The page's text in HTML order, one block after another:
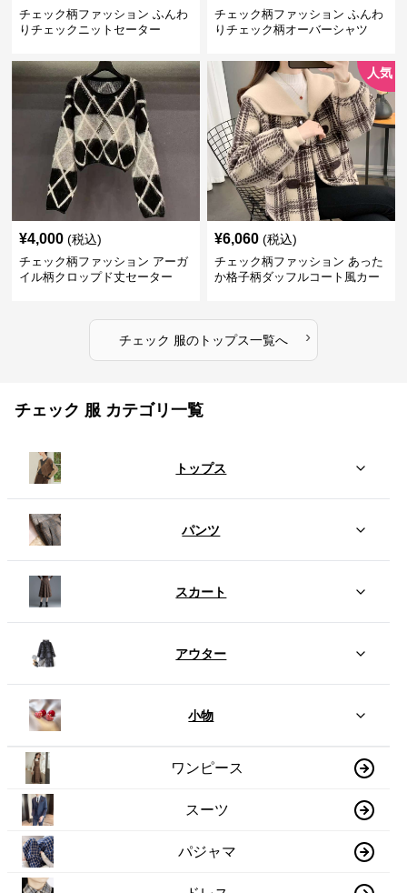
チェック柄ファッション ふんわ
りチェックニットセーター
チェック柄ファッション ふんわ
りチェック柄オーバーシャツ
¥4,000 (税込)
チェック柄ファッション アーガ
イル柄クロップド丈セーター
人気
¥6,060 (税込)
チェック柄ファッション あった
か格子柄ダッフルコート風カー
チェック 服のトップス一覧へ ›
チェック 服 カテゴリ一覧
トップス
パンツ
スカート
アウター
小物
ワンピース
スーツ
パジャマ